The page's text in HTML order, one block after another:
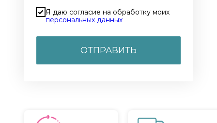
Я даю согласие на обработку моих
персональных данных
ОТПРАВИТЬ